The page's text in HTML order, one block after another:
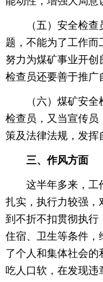
（五）安全检查
题，不能为了工作而
努力为煤矿事业开创
检查员还要善于推广
（六）煤矿安全检
检查员，又当宣传员
策及法律法规，发挥
三、作风方面
这半年多来，工
扎实，执行力较强，
到不折不扣贯彻执行
住宿、卫生等条件，
了个人和集体社会的
吃人口软，在发现违